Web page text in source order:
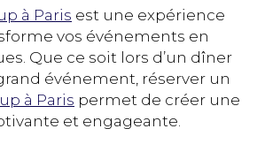
à Paris est une expérience
vos événements en
Que ce soit lors d’un dîner
événement, réserver un
à Paris permet de créer une
et engageante.